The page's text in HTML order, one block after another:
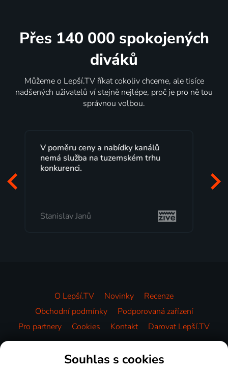
Přes 140 000 spokojených
diváků
Můžeme o Lepší.TV říkat cokoliv chceme, ale tisíce
nadšených uživatelů ví stejně nejlépe, proč je pro ně tou
správnou volbou.
Lepší.TV sleduji už několik let s
maximální spokojeností. Velký výběr
programů a nemuset běžet k TV na
Milada Tomešová
O Lepší.TV Novinky
Recenze
Obchodní podmínky
Podporovaná zařízení
Pro partnery
Cookies Kontakt Darovat Lepší.TV
Videotéka
Souhlas s cookies